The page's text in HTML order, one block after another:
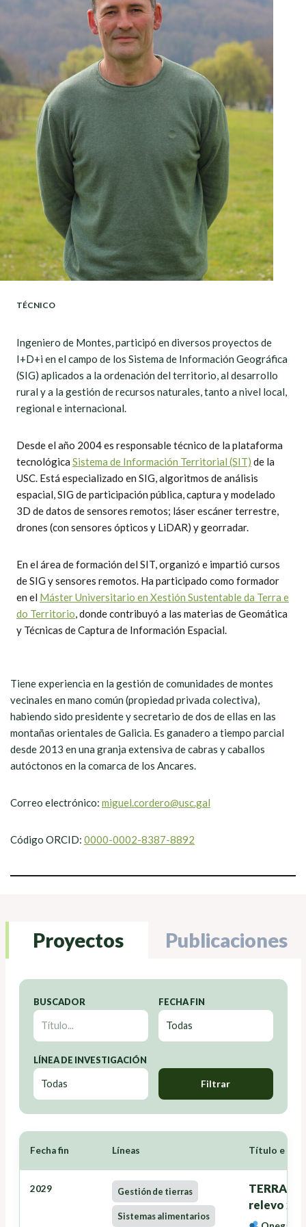
TÉCNICO
Ingeniero de Montes, participó en diversos proyectos de
I+D+i en el campo de los Sistema de Información Geográfica
(SIG) aplicados a la ordenación del territorio, al desarrollo
rural y a la gestión de recursos naturales, tanto a nivel local,
regional e internacional.
Desde el año 2004 es responsable técnico de la plataforma
tecnológica Sistema de Información Territorial (SIT) de la
USC. Está especializado en SIG, algoritmos de análisis
espacial, SIG de participación pública, captura y modelado
3D de datos de sensores remotos; láser escáner terrestre,
drones (con sensores ópticos y LiDAR) y georradar.
En el área de formación del SIT, organizó e impartió cursos
de SIG y sensores remotos. Ha participado como formador
en el Máster Universitario en Xestión Sustentable da Terra e
do Territorio, donde contribuyó a las materias de Geomática
y Técnicas de Captura de Información Espacial.
Tiene experiencia en la gestión de comunidades de montes
vecinales en mano común (propiedad privada colectiva),
habiendo sido presidente y secretario de dos de ellas en las
montañas orientales de Galicia. Es ganadero a tiempo parcial
desde 2013 en una granja extensiva de cabras y caballos
autóctonos en la comarca de los Ancares.
Correo electrónico: miguel.cordero@usc.gal
Código ORCID: 0000-0002-8387-8892
Proyectos Publicaciones
BUSCADOR FECHA FIN
LÍNEA DE INVESTIGACIÓN
Filtrar
Fecha fin Líneas Título e
2029 Gestión de tierras
Sistemas alimentarios
relevo